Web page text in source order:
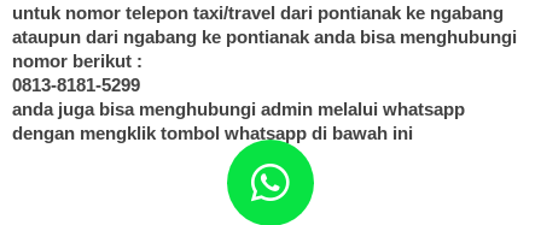
untuk nomor telepon taxi/travel dari pontianak ke ngabang
ataupun dari ngabang ke pontianak anda bisa menghubungi
nomor berikut :
0813-8181-5299
anda juga bisa menghubungi admin melalui whatsapp
dengan mengklik tombol whatsapp di bawah ini